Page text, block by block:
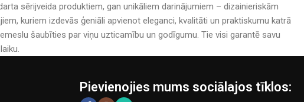
sērijveida produktiem, gan unikāliem darinājumiem – dizainieriskām
kuriem izdevās ģeniāli apvienot eleganci, kvalitāti un praktiskumu katrā
šaubīties par viņu uzticamību un godīgumu. Tie visi garantē savu
Pievienojies mums sociālajos tīklos: